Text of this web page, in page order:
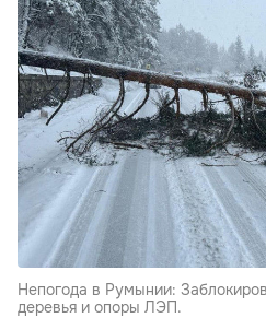
Непогода в Румынии:
деревья и опоры ЛЭП.